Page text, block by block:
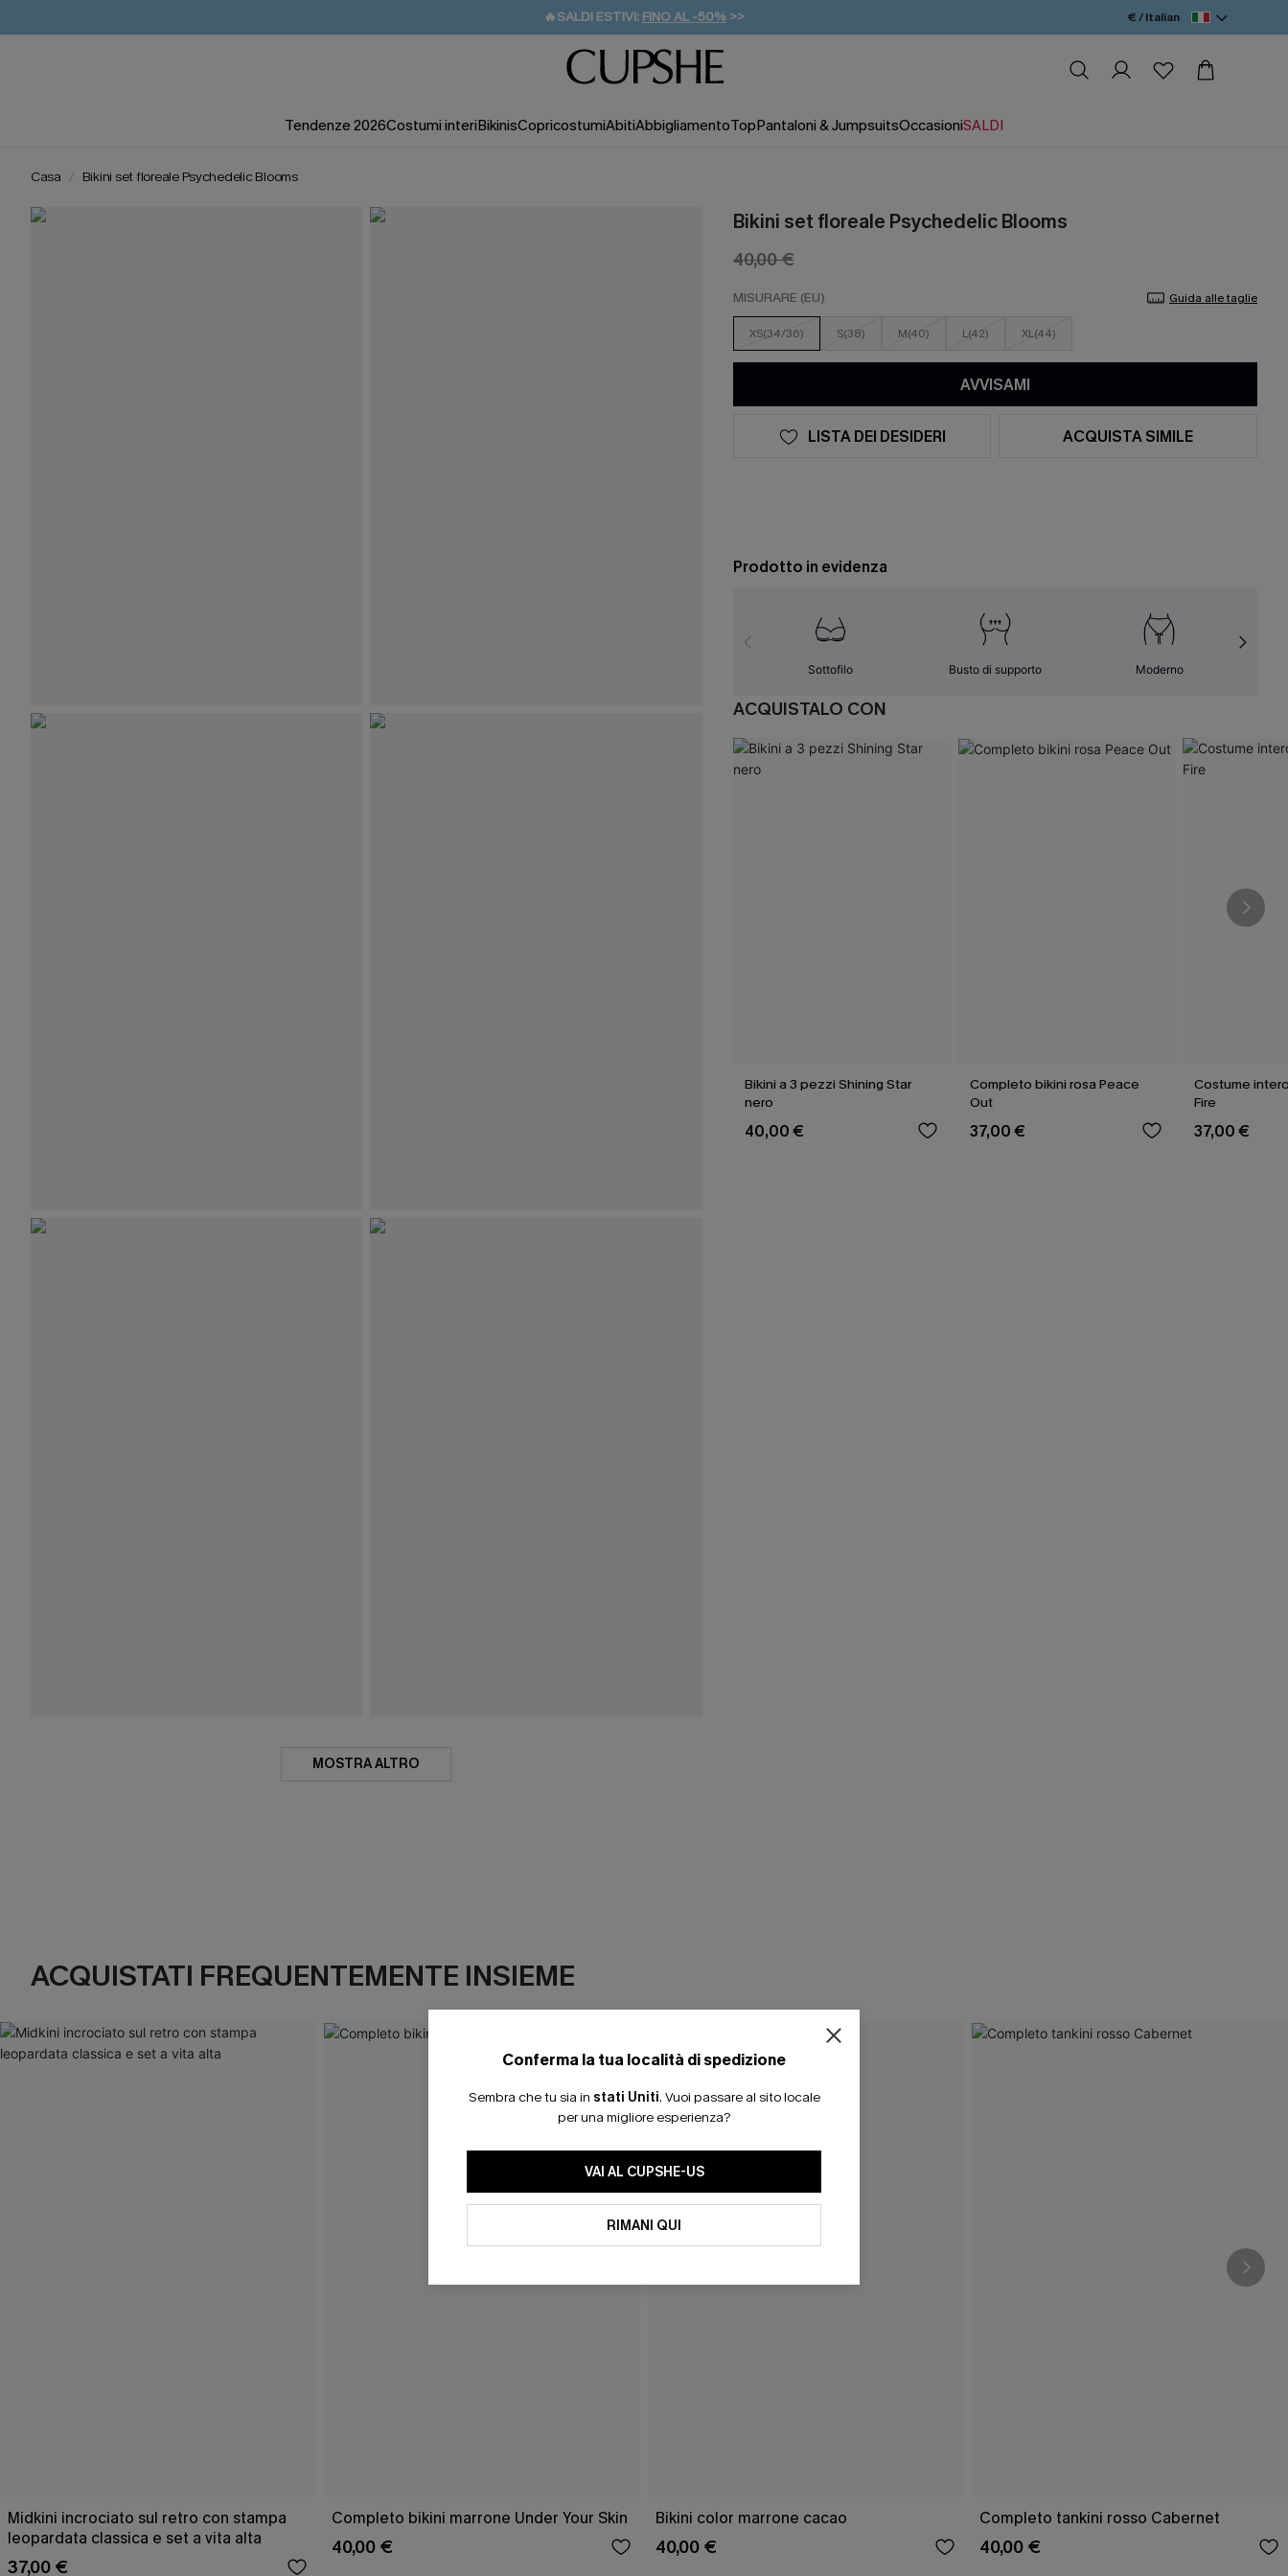
🔥SALDI ESTIVI: FINO AL -50% >>
🚚SPEDIZIONE GRATUITA DA 49€
💌REGALO PER I NUOVI: 20% DI SCONTO*
€ / Italian
Tendenze 2026Costumi interiBikinisCopricostumiAbitiAbbigliamentoTopPantaloni & JumpsuitsOccasioniSALDI
Casa Bikini set floreale Psychedelic Blooms
MOSTRA ALTRO
Bikini set floreale Psychedelic Blooms
40,00 €
MISURARE (EU) Guida alle taglie
XS(34/36) S(38) M(40) L(42) XL(44)
AVVISAMI
LISTA DEI DESIDERI ACQUISTA SIMILE
Prodotto in evidenza
Sottofilo Busto di supporto Moderno
ACQUISTALO CON
Bikini a 3 pezzi Shining Star
nero
40,00 €
Completo bikini rosa Peace
Out
37,00 €
Costume
Fire
37,00 €
ACQUISTATI FREQUENTEMENTE INSIEME
Midkini incrociato sul retro con stampa
leopardata classica e set a vita alta
37,00 €
Completo bikini marrone Under Your Skin
40,00 €
Bikini color marrone cacao
40,00 €
Completo tankini rosso Cabernet
40,00 €
Conferma la tua località di spedizione
Sembra che tu sia in stati Uniti. Vuoi passare al sito locale
per una migliore esperienza?
VAI AL CUPSHE-US
RIMANI QUI